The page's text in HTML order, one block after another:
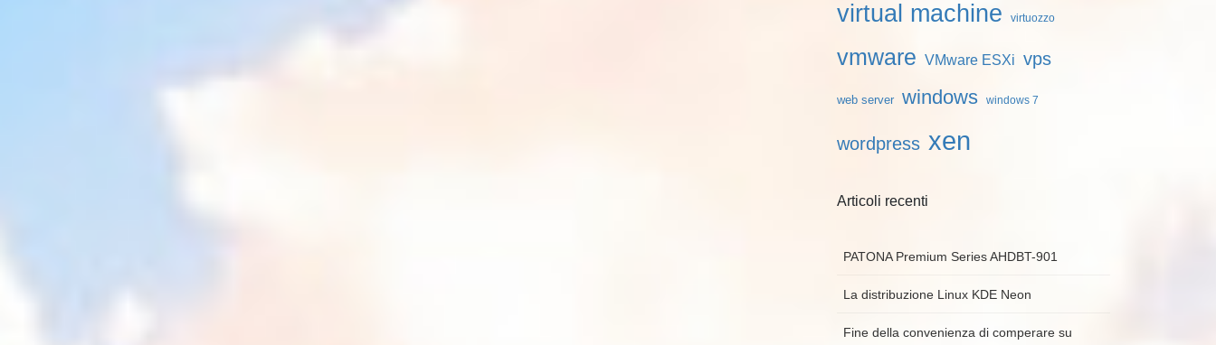
virtual machine virtuozzo
vmware VMware ESXi vps
web server windows windows 7
wordpress xen
Articoli recenti
PATONA Premium Series AHDBT-901
La distribuzione Linux KDE Neon
Fine della convenienza di comperare su